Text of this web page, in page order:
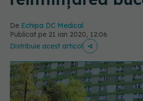
De Echipa DC Medical
Publicat pe 21 ian 2020, 12:06
Distribuie acest articol